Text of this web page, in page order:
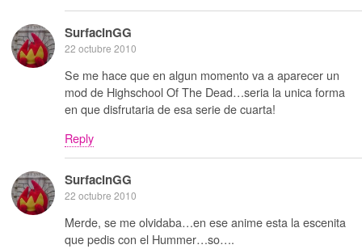
SurfacinGG
22 octubre 2010
Se me hace que en algun momento va a aparecer un
mod de Highschool Of The Dead…seria la unica forma
en que disfrutaria de esa serie de cuarta!
Reply
SurfacinGG
22 octubre 2010
Merde, se me olvidaba…en ese anime esta la escenita
que pedis con el Hummer…so….